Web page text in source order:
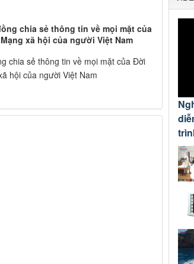
chia sẻ thông tin về mọi mặt của
xã hội của người Việt Nam
chia sẻ thông tin về mọi mặt của Đời
hội của người Việt Nam